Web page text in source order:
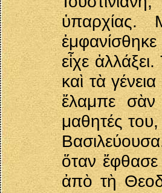
ὑπαρχίας.
εἶχε
καὶ τὰ
ἔλαμπε σὰν
μαθητές
ὅταν
ἀπὸ τὴ